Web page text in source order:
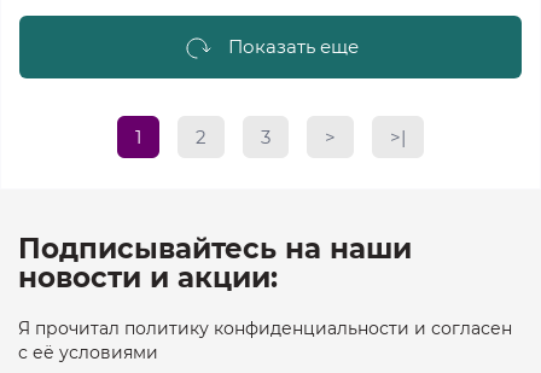
Показать еще
1 2 3 > >|
Подписывайтесь на наши
новости и акции:
Я прочитал политику конфиденциальности и согласен
с её условиями